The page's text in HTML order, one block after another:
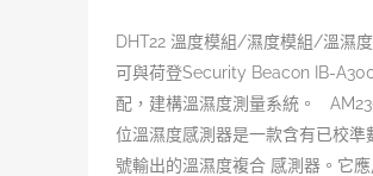
DHT22 溫度模組/濕度模組/溫濕
可與荷登Security Beacon IB-
配，建構溫濕度測量系統。
位溫濕度感測器是一款含有已校準
號輸出的溫濕度複合 感測器。它